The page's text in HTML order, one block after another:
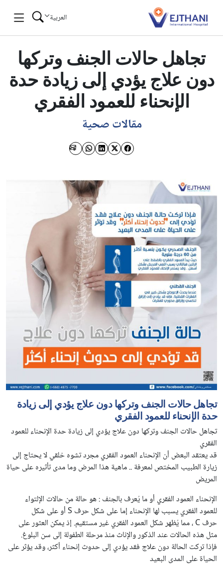
العربية
تجاهل حالات الجنف وتركها
دون علاج يؤدي إلى زيادة حدة
الإنحناء للعمود الفقري
مقالات صحية
تجاهل حالات الجنف وتركها دون علاج يؤدي إلى زيادة
حدة الإنحناء للعمود الفقري
تجاهل حالات الجنف وتركها دون علاج يؤدي إلى زيادة حدة الإنحناء للعمود
الفقري
قد يعتقد البعض أن الإنحناء العمود الفقري مجرد تشوه خلقي لا يحتاج إلى
زيارة الطبيب المختص لمعرفة .. ماهية هذا المرض وما مدى تأثيره على حياة
المريض
الإنحناء العمود الفقري أو ما يُعرف بالجنف : هو حالة من حالات الإلتواء
للعمود الفقري يسبب لها الإنحناء إما على شكل حرف S أو على شكل
حرف C ، مما يُظهر شكل العمود الفقري غير مستقيم. إذ يمكن العثور على
مثل هذه الحالات عند الذكور والإناث منذ مرحلة الطفولة إلى سن البلوغ.
فإذا تركت الحالة دون علاج فقد يؤدي إلى حدوث إنحناء أكثر، وقد يؤثر على
الحياة على المدى البعيد